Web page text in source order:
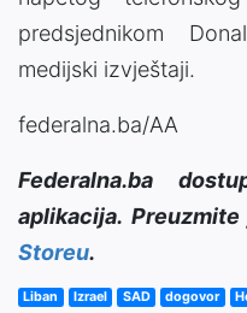
predsjednikom
medijski izvještaji.
federalna.ba/AA
Federalna.ba
aplikacija.
Storeu.
Liban Izrael SAD dogovor